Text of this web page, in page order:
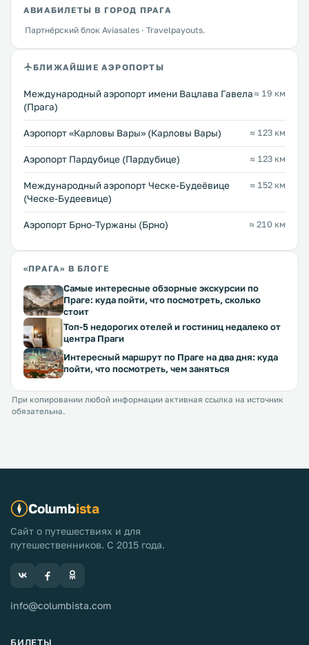
АВИАБИЛЕТЫ В ГОРОД ПРАГА
Партнёрский блок Aviasales · Travelpayouts.
БЛИЖАЙШИЕ АЭРОПОРТЫ
Международный аэропорт имени Вацлава Гавела
(Прага)
≈ 19 км
Аэропорт «Карловы Вары» (Карловы Вары) ≈ 123 км
Аэропорт Пардубице (Пардубице) ≈ 123 км
Международный аэропорт Ческе-Будеёвице
(Ческе-Будеевице)
≈ 152 км
Аэропорт Брно-Туржаны (Брно) ≈ 210 км
«ПРАГА» В БЛОГЕ
Самые интересные обзорные экскурсии по
Праге: куда пойти, что посмотреть, сколько
стоит
Топ-5 недорогих отелей и гостиниц недалеко от
центра Праги
Интересный маршрут по Праге на два дня: куда
пойти, что посмотреть, чем заняться
При копировании любой информации активная ссылка на источник
обязательна.
Columbista
Сайт о путешествиях и для
путешественников. С 2015 года.
info@columbista.com
БИЛЕТЫ